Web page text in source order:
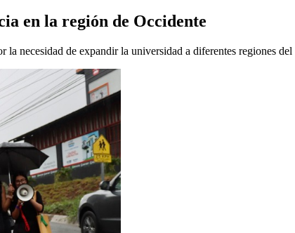
en la región de Occidente
necesidad de expandir la universidad a diferentes regiones del